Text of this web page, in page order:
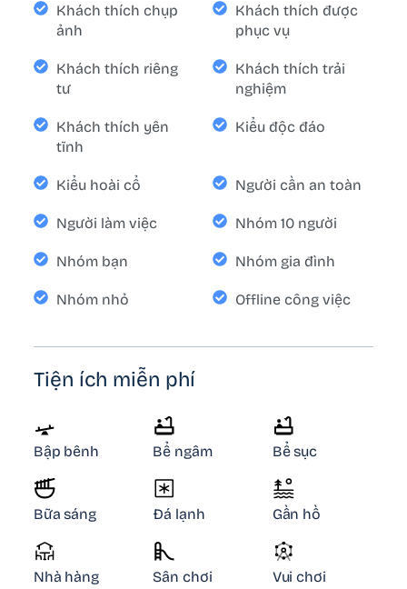
Khách thích chụp
ảnh
Khách thích được
phục vụ
Khách thích riêng
tư
Khách thích trải
nghiệm
Khách thích yên
tĩnh
Kiểu độc đáo
Kiểu hoài cổ Người cần an toàn
Người làm việc Nhóm 10 người
Nhóm bạn Nhóm gia đình
Nhóm nhỏ Offline công việc
Tiện ích miễn phí
Bập bênh Bể ngâm Bể sục
Bữa sáng Đá lạnh Gần hồ
Nhà hàng Sân chơi Vui chơi